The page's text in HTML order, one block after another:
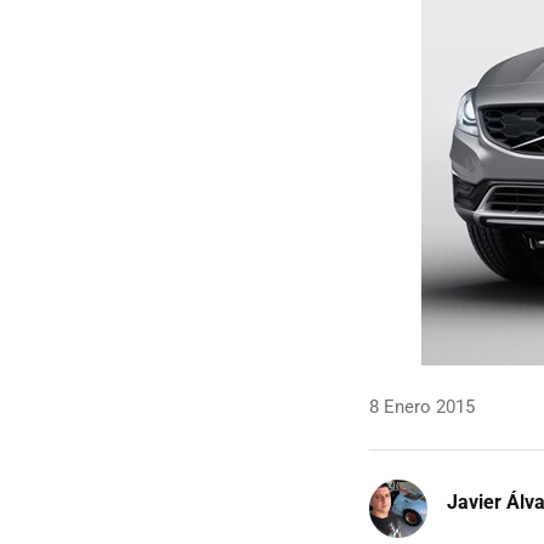
8 Enero 2015
Javier